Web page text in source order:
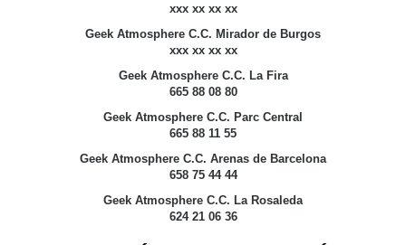
xxx xx xx xx
Geek Atmosphere C.C. Mirador de Burgos
xxx xx xx xx
Geek Atmosphere C.C. La Fira
665 88 08 80
Geek Atmosphere C.C. Parc Central
665 88 11 55
Geek Atmosphere C.C. Arenas de Barcelona
658 75 44 44
Geek Atmosphere C.C. La Rosaleda
624 21 06 36